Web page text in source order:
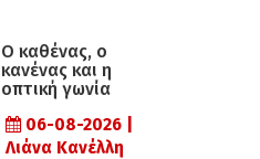
Ο καθένας, ο
κανένας και η
οπτική γωνία
06-08-2026 |
Λιάνα Κανέλλη